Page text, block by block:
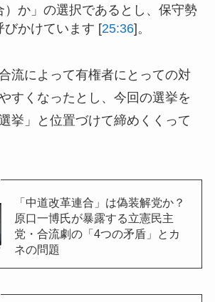
）か」の選択であるとし、保守勢
びかけています [25:36]。
流によって有権者にとっての対
すくなったとし、今回の選挙を
挙」と位置づけて締めくくって
「中道改革連合」は偽装解党か？
原口一博氏が暴露する立憲民主
党・合流劇の「4つの矛盾」とカ
ネの問題